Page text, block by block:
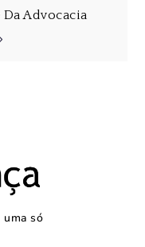
Advocacia
uma só